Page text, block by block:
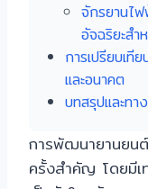
จักรยานไ
อัจฉริยะสำ
การเปรียบเที
และอนาคต
บทสรุปและทา
การพัฒนายานยน
ครั้งสำคัญ โดยมี